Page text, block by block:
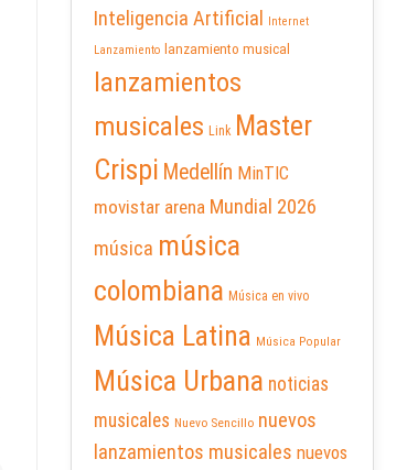
Inteligencia Artificial
Internet
Lanzamiento
lanzamiento musical
lanzamientos
musicales Link Master
Crispi Medellín MinTIC
movistar arena Mundial 2026
música música
colombiana Música en vivo
Música Latina Música Popular
Música Urbana noticias
musicales Nuevo Sencillo nuevos
lanzamientos musicales nuevos